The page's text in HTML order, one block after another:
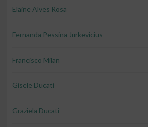
Elaine Alves Rosa
Fernanda Pessina Jurkevicius
Francisco Milan
Gisele Ducati
Graziela Ducati